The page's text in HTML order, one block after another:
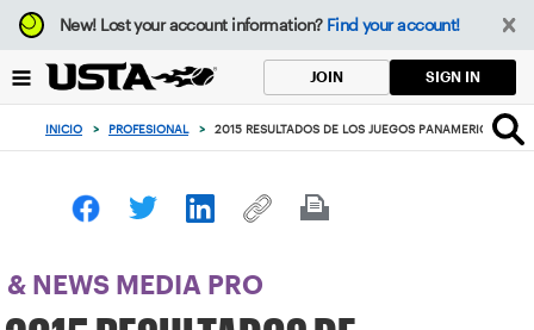
Enfoque
desde
botón
volver
principio
New!Lost your account information? Find your account!
JOIN SIGN IN
INICIO > PROFESIONAL > 2015 RESULTADOS DE LOS JUEGOS PANAMERICANOS
& NEWS MEDIA PRO